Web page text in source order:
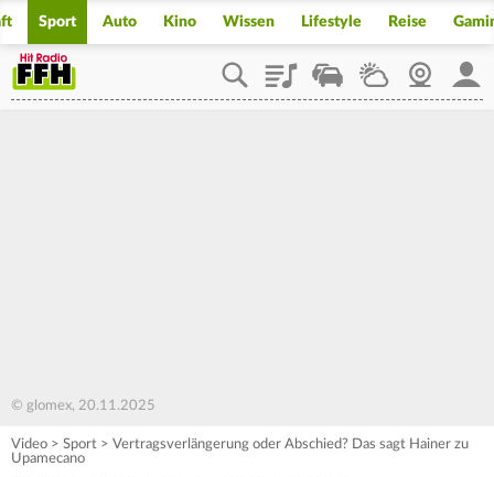
Sport Auto Kino Wissen Lifestyle Reise
PlaylistStaupilotWetterWebcam
© glomex, 20.11.2025
Video > Sport > Vertragsverlängerung oder Abschied? Das sagt Hainer zu
Upamecano